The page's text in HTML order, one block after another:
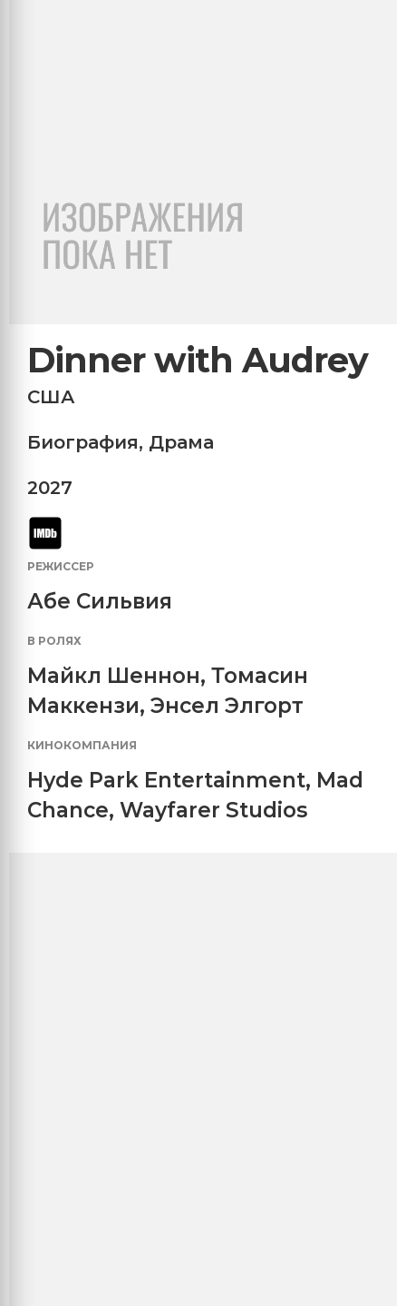
Dinner with Audrey
США
Биография, Драма
2027
РЕЖИССЕР
Абе Сильвия
В РОЛЯХ
Майкл Шеннон, Томасин
Маккензи, Энсел Элгорт
КИНОКОМПАНИЯ
Hyde Park Entertainment, Mad
Chance, Wayfarer Studios